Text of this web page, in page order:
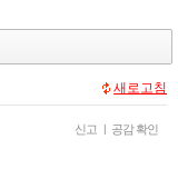
새로고침
신고 | 공감 확인